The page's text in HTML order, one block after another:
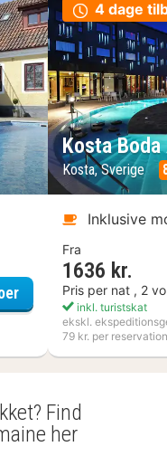
Flädie Mat & Vingård
4 dage
Kosta
Kosta, Sverige
Inklusive
Fra
1636 kr.
Pris per nat , 2
inkl. turistskat
ekskl.
79 kr. per reservation
Find
her